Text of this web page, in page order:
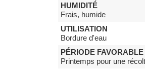
HUMIDITÉ
Frais, humide
UTILISATION
Bordure d'eau
PÉRIODE FAVORABLE
Printemps pour une